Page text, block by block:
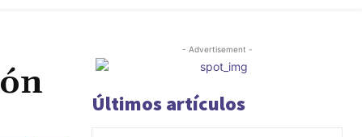
- Advertisement -
Últimos artículos